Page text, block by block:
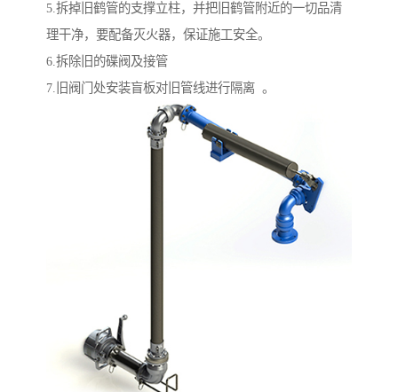
5.拆掉旧鹤管的支撑立柱，并把旧鹤管附近的一切品清
理干净，要配备灭火器，保证施工安全。
6.拆除旧的碟阀及接管
7.旧阀门处安装盲板对旧管线进行隔离 。